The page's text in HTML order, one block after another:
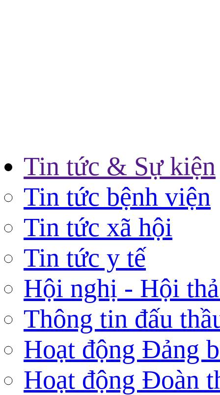
Tin tức & Sự kiện
Tin tức bệnh viện
Tin tức xã hội
Tin tức y tế
Hội nghị - Hội
Thông tin đấu
Hoạt động Đảng
Hoạt động Đoàn